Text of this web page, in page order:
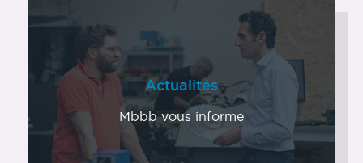
Actualités
Mbbb vous informe